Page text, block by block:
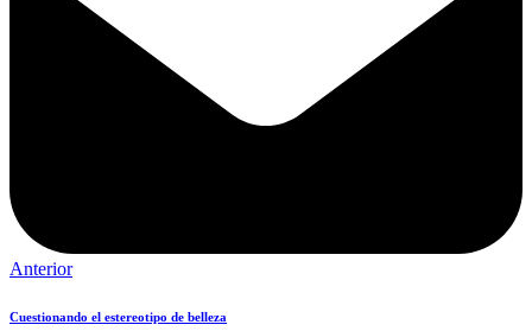
Anterior
Cuestionando el estereotipo de belleza